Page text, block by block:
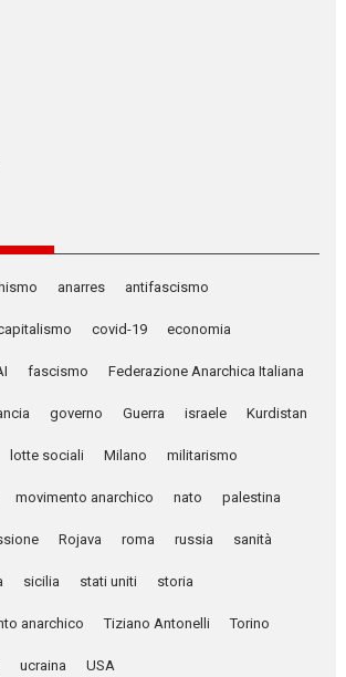
anarres antifascismo
covid-19 economia
fascismo Federazione Anarchica Italiana
governo Guerra israele Kurdistan
lotte sociali Milano militarismo
movimento anarchico nato palestina
Rojava roma russia sanità
sicilia stati uniti storia
anarchico Tiziano Antonelli Torino
ucraina USA